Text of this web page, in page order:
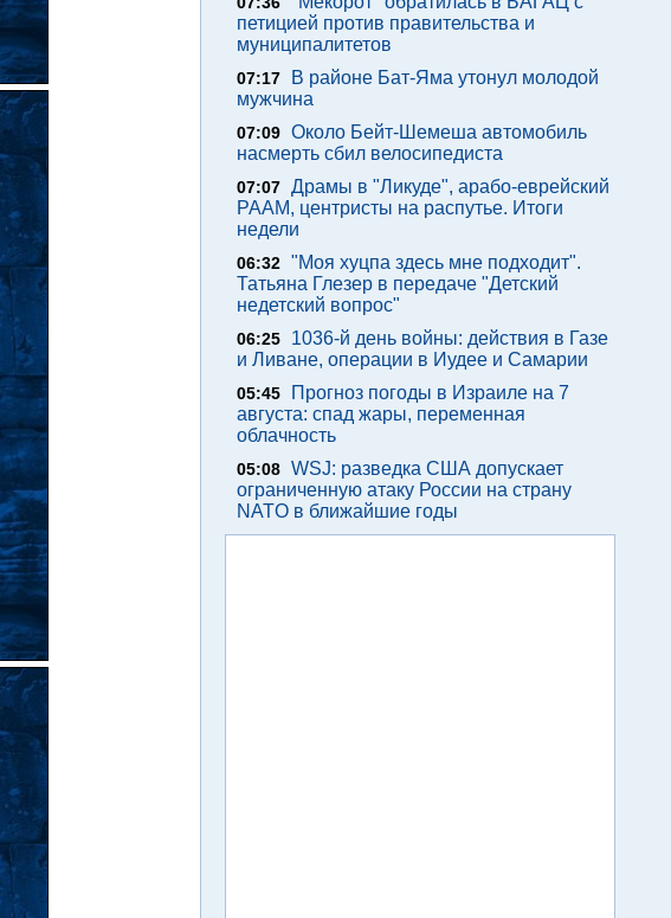
петицией против правительства и
муниципалитетов
07:17
В районе Бат-Яма утонул молодой
мужчина
07:09 Около Бейт-Шемеша автомобиль
насмерть сбил велосипедиста
07:07 Драмы в "Ликуде", арабо-еврейский
РААМ, центристы на распутье. Итоги
недели
06:32 "Моя хуцпа здесь мне подходит".
Татьяна Глезер в передаче "Детский
недетский вопрос"
06:25
1036-й день войны: действия в Газе
и Ливане, операции в Иудее и Самарии
05:45
Прогноз погоды в Израиле на 7
августа: спад жары, переменная
облачность
05:08 WSJ: разведка США допускает
ограниченную атаку России на страну
NATO в ближайшие годы